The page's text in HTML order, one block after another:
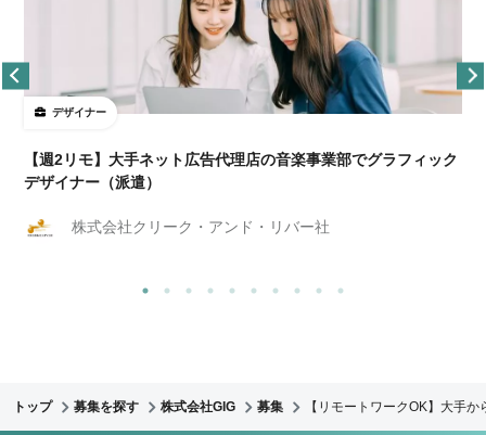
デザイナー
【週2リモ】大手ネット広告代理店の音楽事業部でグラフィック
デザイナー（派遣）
株式会社クリーク・アンド・リバー社
トップ 募集を探す 株式会社GIG 募集 【リモートワークOK】大手